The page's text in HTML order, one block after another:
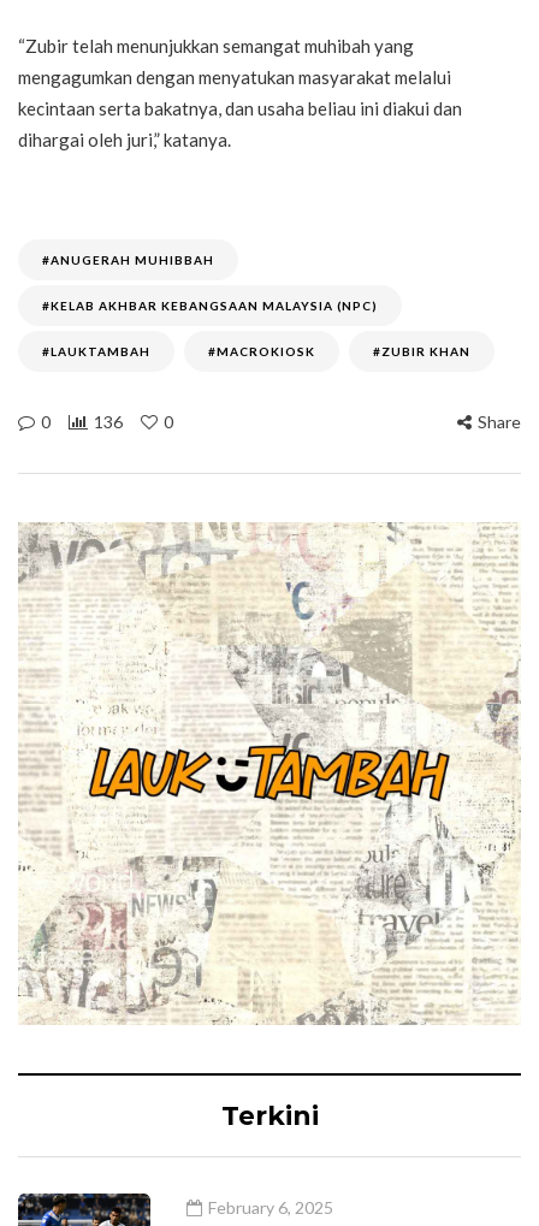
“Zubir telah menunjukkan semangat muhibah yang
mengagumkan dengan menyatukan masyarakat melalui
kecintaan serta bakatnya, dan usaha beliau ini diakui dan
dihargai oleh juri,” katanya.
#ANUGERAH MUHIBBAH
#KELAB AKHBAR KEBANGSAAN MALAYSIA (NPC)
#LAUKTAMBAH #MACROKIOSK #ZUBIR KHAN
0 136 0 Share
Terkini
February 6, 2025